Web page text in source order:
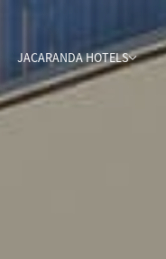
JACARANDA HOTELS